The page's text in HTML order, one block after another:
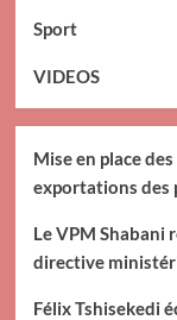
Sport
VIDEOS
Mise en place
exportations des
Le VPM Shabani
directive
Félix Tshisekedi